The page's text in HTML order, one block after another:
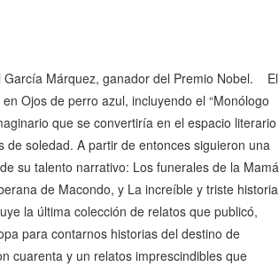
García Márquez, ganador del Premio Nobel. El
Ojos de perro azul, incluyendo el “Monólogo
que se convertiría en el espacio literario
soledad. A partir de entonces siguieron una
su talento narrativo: Los funerales de la Mamá
de Macondo, y La increíble y triste historia
la última colección de relatos que publicó,
para contarnos historias del destino de
cuarenta y un relatos imprescindibles que